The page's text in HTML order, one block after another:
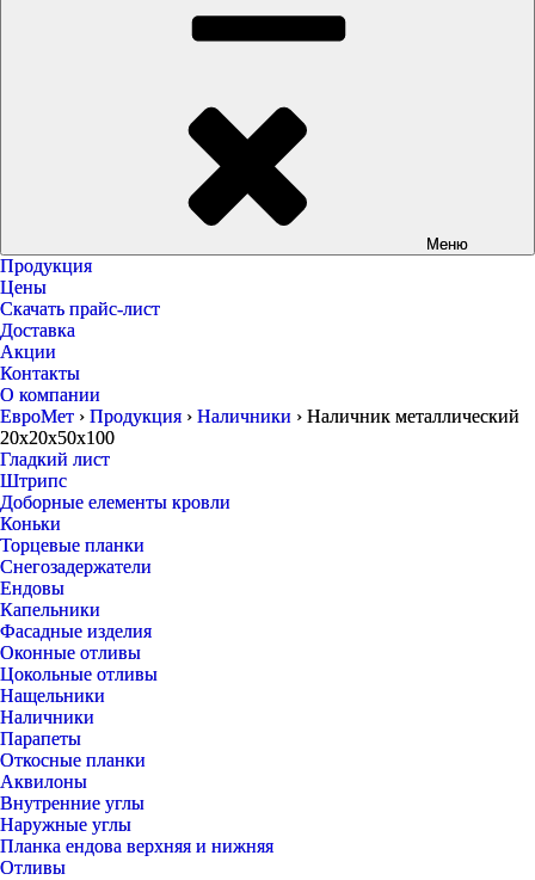
Меню
Продукция
Цены
Скачать прайс-лист
Доставка
Акции
Контакты
О компании
ЕвроМет › Продукция › Наличники › Наличник металлический
20х20х50х100
Гладкий лист
Штрипс
Доборные елементы кровли
Коньки
Торцевые планки
Снегозадержатели
Ендовы
Капельники
Фасадные изделия
Оконные отливы
Цокольные отливы
Нащельники
Наличники
Парапеты
Откосные планки
Аквилоны
Внутренние углы
Наружные углы
Планка ендова верхняя и нижняя
Отливы